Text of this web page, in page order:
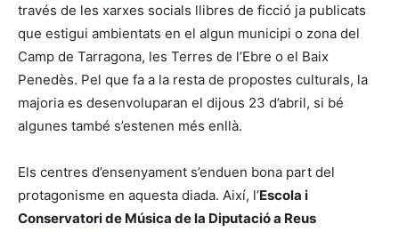
través de les xarxes socials llibres de ficció ja publicats
que estigui ambientats en el algun municipi o zona del
Camp de Tarragona, les Terres de l’Ebre o el Baix
Penedès. Pel que fa a la resta de propostes culturals, la
majoria es desenvoluparan el dijous 23 d’abril, si bé
algunes també s’estenen més enllà.
Els centres d’ensenyament s’enduen bona part del
protagonisme en aquesta diada. Així, l’Escola i
Conservatori de Música de la Diputació a Reus